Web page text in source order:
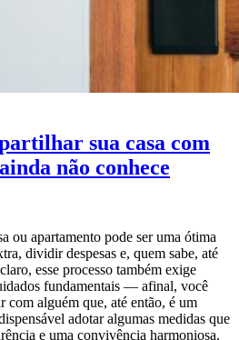
sua casa com
não conhece
ou apartamento pode ser uma ótima
dividir despesas e, quem sabe, até
esse processo também exige
fundamentais — afinal, você
com alguém que, até então, é um
adotar algumas medidas que
e uma convivência harmoniosa.